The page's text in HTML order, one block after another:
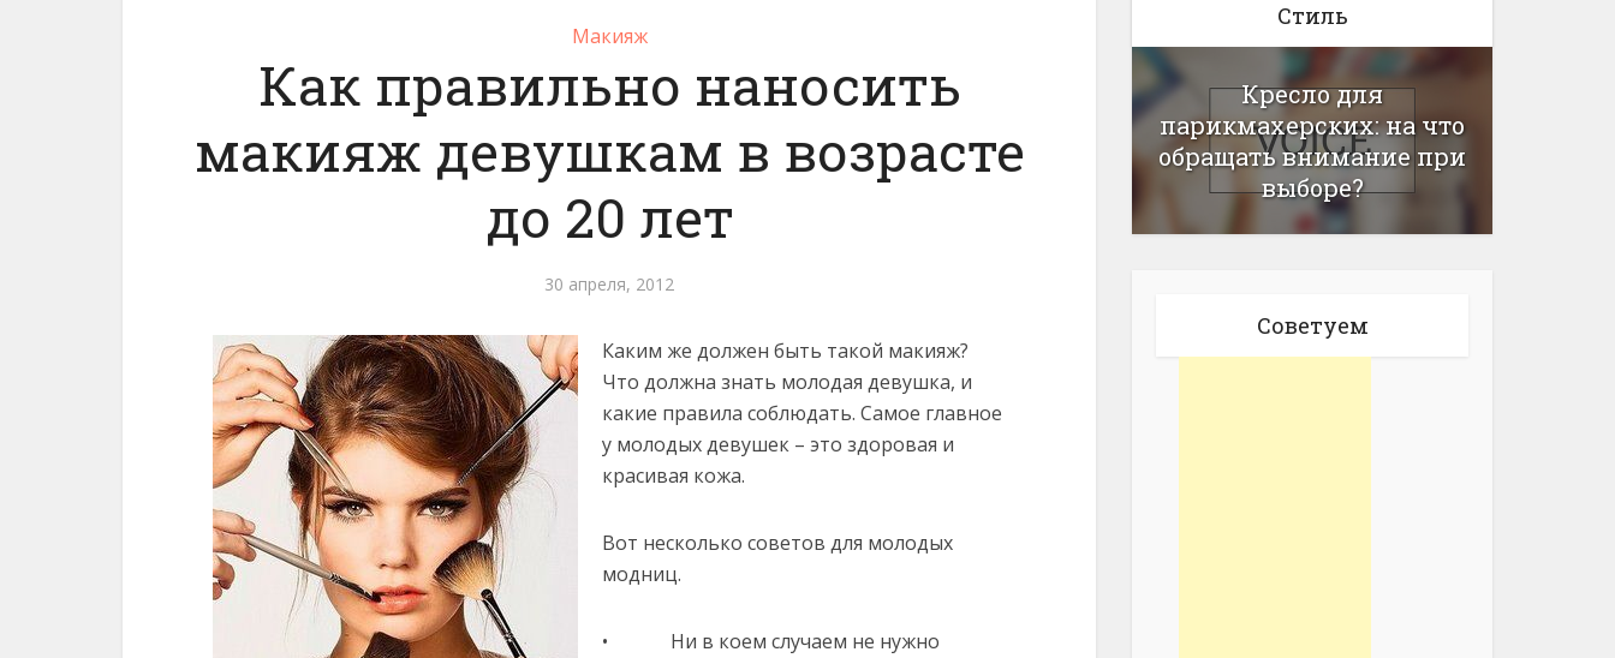
Макияж
Как правильно наносить
макияж девушкам в возрасте
до 20 лет
30 апреля, 2012
Каким же должен быть такой макияж?
Что должна знать молодая девушка, и
какие правила соблюдать. Самое главное
у молодых девушек – это здоровая и
красивая кожа.
Вот несколько советов для молодых
модниц.
• Ни в коем случаем не нужно
Стиль
Кресло для
парикмахерских: на что
обращать внимание при
выборе?
Советуем